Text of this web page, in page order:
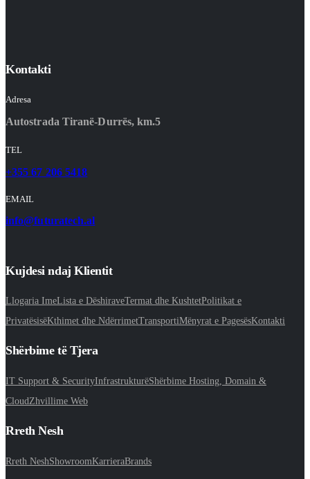
Kontakti
Adresa
Autostrada Tiranë-Durrës, km.5
TEL
+355 67 206 5418
EMAIL
info@futuratech.al
Kujdesi ndaj Klientit
Llogaria ImeLista e DëshiraveTermat dhe KushtetPolitikat e
PrivatësisëKthimet dhe NdërrimetTransportiMënyrat e PagesësKontakti
Shërbime të Tjera
IT Support & SecurityInfrastrukturëShërbime Hosting, Domain &
CloudZhvillime Web
Rreth Nesh
Rreth NeshShowroomKarrieraBrands